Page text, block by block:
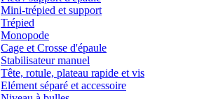
Mini-trépied et support
Trépied
Monopode
Cage et Crosse d'épaule
Stabilisateur manuel
Tête, rotule, plateau rapide et vis
Elément séparé et accessoire